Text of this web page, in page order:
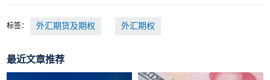
标签： 外汇期货及期权 外汇期权
最近文章推荐